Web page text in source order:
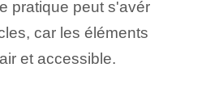
pratique peut s'avér
car les éléments
et accessible.